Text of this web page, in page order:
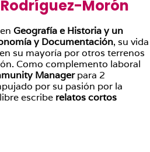
Morón
Geografía e Historia y un
y Documentación, su vida
su mayoría por otros terrenos
Como complemento laboral
Managerpara 2
por su pasión por la
escribe relatos cortos